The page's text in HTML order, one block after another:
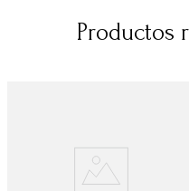
Productos